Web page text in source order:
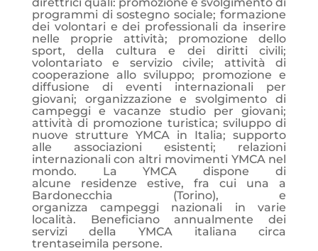
programmi di sostegno sociale; formazione
dei volontari e dei professionali da inserire
nelle proprie attività; promozione dello
sport, della cultura e dei diritti civili;
volontariato e servizio civile; attività di
cooperazione allo sviluppo; promozione e
diffusione di eventi internazionali per
giovani; organizzazione e svolgimento di
campeggi e vacanze studio per giovani;
attività di promozione turistica; sviluppo di
nuove strutture YMCA in Italia; supporto
alle associazioni esistenti; relazioni
internazionali con altri movimenti YMCA nel
mondo. La YMCA dispone di
alcune residenze estive, fra cui una a
Bardonecchia (Torino), e
organizza campeggi nazionali in varie
località. Beneficiano annualmente dei
servizi della YMCA italiana circa
trentaseimila persone.